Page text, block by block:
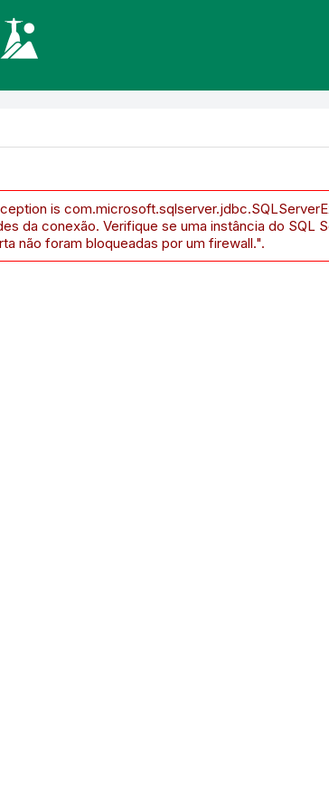
is
da conexão. Verifique se uma instância do
não foram bloqueadas por um firewall.".